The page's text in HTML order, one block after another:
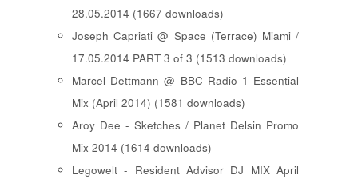
28.05.2014 (1667 downloads)
Joseph Capriati @ Space (Terrace) Miami /
17.05.2014 PART 3 of 3 (1513 downloads)
Marcel Dettmann @ BBC Radio 1 Essential
Mix (April 2014) (1581 downloads)
Aroy Dee - Sketches / Planet Delsin Promo
Mix 2014 (1614 downloads)
Legowelt - Resident Advisor DJ MIX April